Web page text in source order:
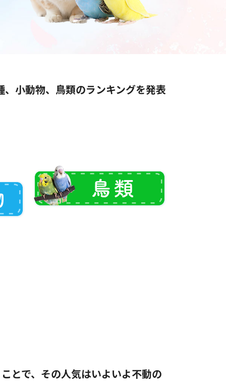
小動物、鳥類のランキングを発表
とで、その人気はいよいよ不動の